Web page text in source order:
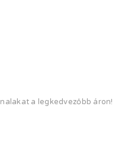
a legkedvezőbb áron!